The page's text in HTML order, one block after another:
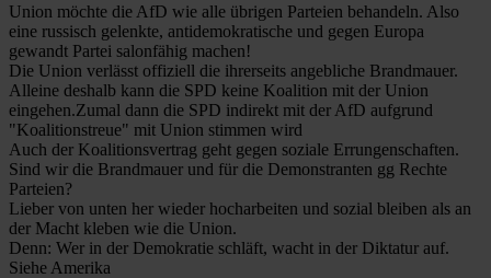
Union möchte die AfD wie alle übrigen Parteien behandeln. Also
eine russisch gelenkte, antidemokratische und gegen Europa
gewandt Partei salonfähig machen!
Die Union verlässt offiziell die ihrerseits angebliche Brandmauer.
Alleine deshalb kann die SPD keine Koalition mit der Union
eingehen.Zumal dann die SPD indirekt mit der AfD aufgrund
"Koalitionstreue" mit Union stimmen wird
Auch der Koalitionsvertrag geht gegen soziale Errungenschaften.
Sind wir die Brandmauer und für die Demonstranten gg Rechte
Parteien?
Lieber von unten her wieder hocharbeiten und sozial bleiben als an
der Macht kleben wie die Union.
Denn: Wer in der Demokratie schläft, wacht in der Diktatur auf.
Siehe Amerika